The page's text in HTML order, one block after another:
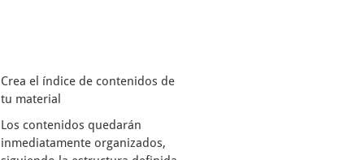
Crea el índice de contenidos de
tu material
Los contenidos quedarán
inmediatamente organizados,